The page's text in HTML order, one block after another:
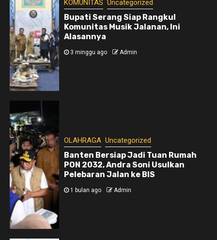
KOMUNITAS Uncategorized
Bupati Serang Siap Rangkul
Komunitas Musik Jalanan, Ini
Alasannya
3 minggu ago Admin
OLAHRAGA Uncategorized
Banten Bersiap Jadi Tuan Rumah
PON 2032, Andra Soni Usulkan
Pelebaran Jalan ke BIS
1 bulan ago Admin